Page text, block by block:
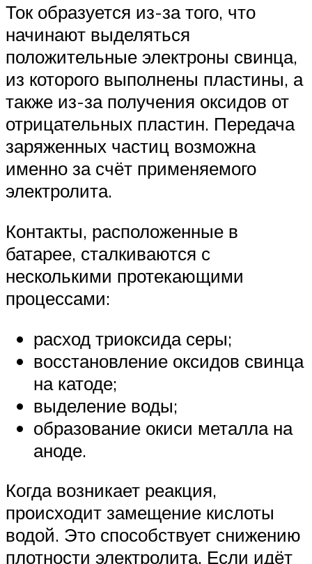
Ток образуется из-за того, что
начинают выделяться
положительные электроны свинца,
из которого выполнены пластины, а
также из-за получения оксидов от
отрицательных пластин. Передача
заряженных частиц возможна
именно за счёт применяемого
электролита.
Контакты, расположенные в
батарее, сталкиваются с
несколькими протекающими
процессами:
расход триоксида серы;
восстановление оксидов свинца
на катоде;
выделение воды;
образование окиси металла на
аноде.
Когда возникает реакция,
происходит замещение кислоты
водой. Это способствует снижению
плотности электролита. Если идёт